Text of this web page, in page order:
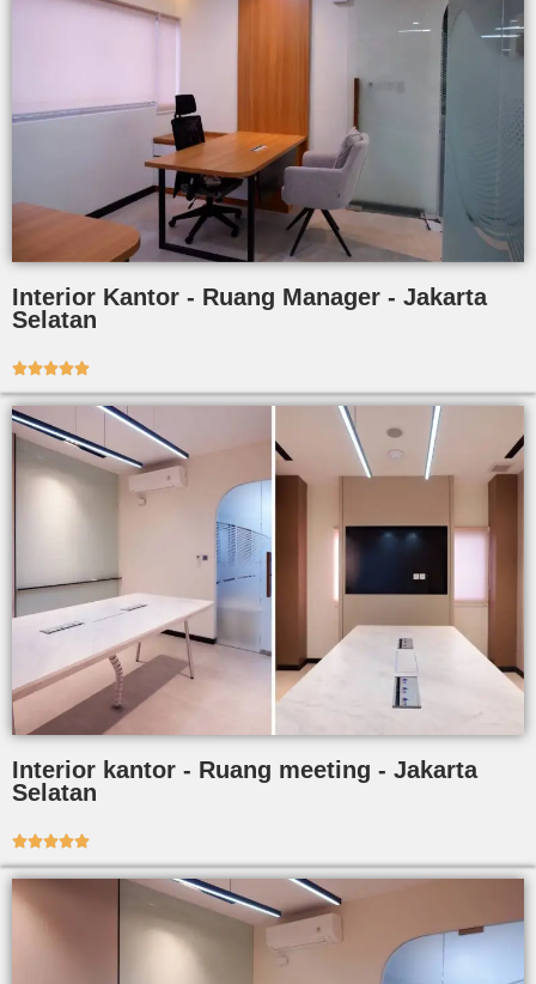
Interior Kantor - Ruang Manager - Jakarta
Selatan

Interior kantor - Ruang meeting - Jakarta
Selatan
